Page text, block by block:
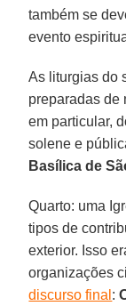
também se
evento
As liturgias do
preparadas de
em particular,
solene e
Basílica de
Quarto: uma
tipos de
exterior. Isso
organizações
discurso final :